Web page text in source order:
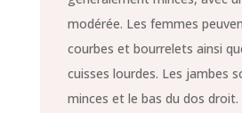
modérée. Les femmes
courbes et bourrelets ainsi
cuisses lourdes. Les jambes
minces et le bas du dos droit.